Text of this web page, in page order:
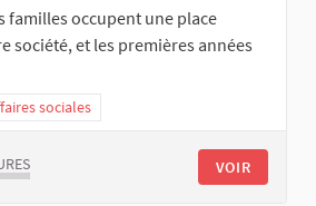
familles occupent une place
société, et les premières années
sociales
VOIR